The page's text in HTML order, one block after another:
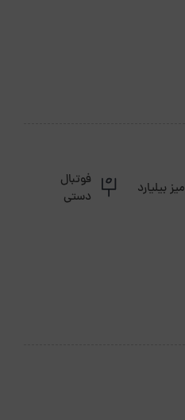
میز بیلیارد
فوتبال
دستی